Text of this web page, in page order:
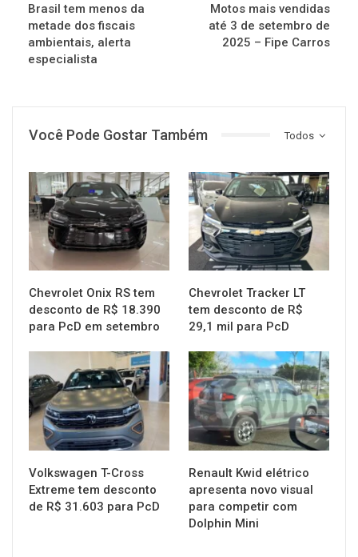
Brasil tem menos da
metade dos fiscais
ambientais, alerta
especialista
Motos mais vendidas
até 3 de setembro de
2025 – Fipe Carros
Todos
Você Pode Gostar Também
MUNDO AUTOMOTIVO
Chevrolet Onix RS tem
desconto de R$ 18.390
para PcD em setembro
MUNDO AUTOMOTIVO
Chevrolet Tracker LT
tem desconto de R$
29,1 mil para PcD
MUNDO AUTOMOTIVO
Volkswagen T-Cross
Extreme tem desconto
de R$ 31.603 para PcD
MUNDO AUTOMOTIVO
Renault Kwid elétrico
apresenta novo visual
para competir com
Dolphin Mini